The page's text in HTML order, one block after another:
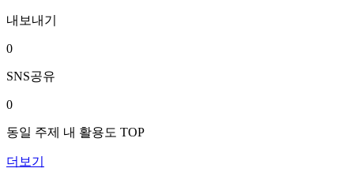
내보내기
0
SNS공유
0
동일 주제 내 활용도 TOP
더보기